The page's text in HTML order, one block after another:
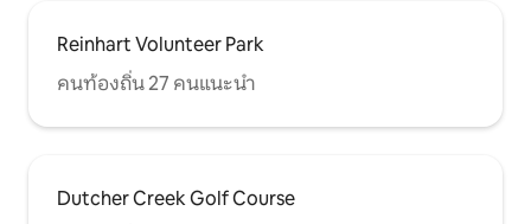
Reinhart Volunteer Park
คนท้องถิ่น 27 คนแนะนำ
Dutcher Creek Golf Course